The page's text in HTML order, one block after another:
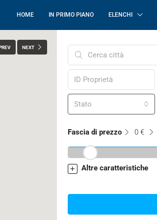
HOME IN PRIMO PIANO ELENCHI
NEXT
Stato
Fascia di prezzo 0 €
Altre caratteristiche